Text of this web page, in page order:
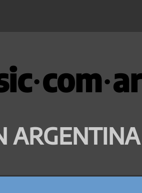
ARGENTINA